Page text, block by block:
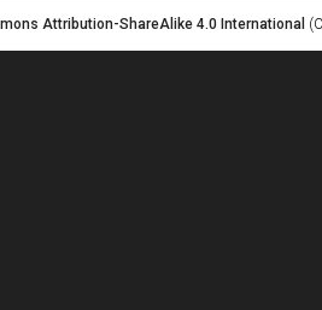
Attribution-ShareAlike 4.0 International